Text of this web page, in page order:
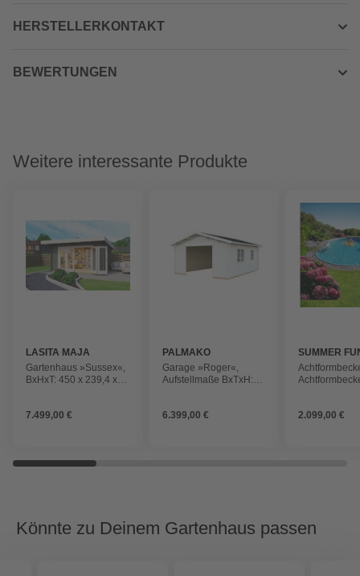
HERSTELLERKONTAKT
BEWERTUNGEN
Weitere interessante Produkte
LASITA MAJA
Gartenhaus »Sussex«,
BxHxT: 450 x 239,4 x
grüngrau
7.499,00 €
PALMAKO
Garage »Roger«,
Aufstellmaße BxTxH:
Holz
6.399,00 €
SUMMER
2.099,00 €
Könnte zu Deinem Gartenhaus passen